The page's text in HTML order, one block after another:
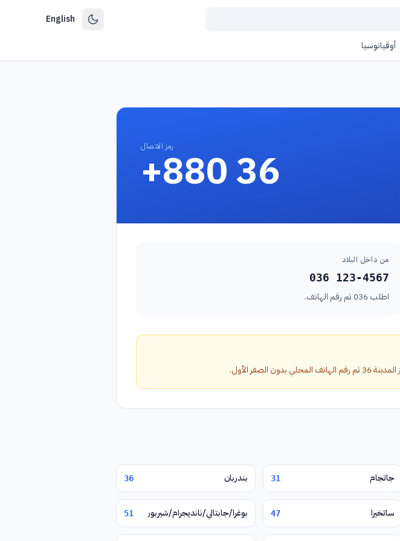
English
أوقيانوسيا
رمز الاتصال
+880 36
من داخل البلاد
036 123-4567
اطلب 036 ثم رقم الهاتف.
جاتجام 31 بندربان 36
ساتخيرا 47 بوغرا/جابتالي/نانديجرام/شيربور 51